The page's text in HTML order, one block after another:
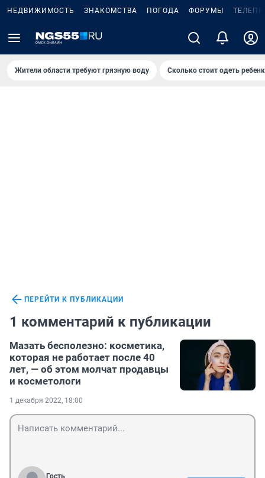
НЕДВИЖИМОСТЬ ЗНАКОМСТВА ПОГОДА ФОРУМЫ
Жители области требуют грязную воду Сколько стоит одеть
ПЕРЕЙТИ К ПУБЛИКАЦИИ
1 комментарий к публикации
Мазать бесполезно: косметика,
которая не работает после 40
лет, — об этом молчат продавцы
и косметологи
1 декабря 2022, 18:00
Гость